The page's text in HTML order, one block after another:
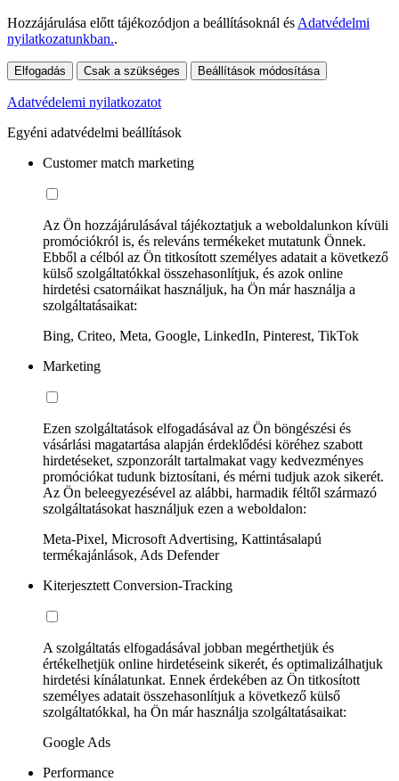
Hozzájárulása előtt tájékozódjon a beállításoknál és Adatvédelmi
nyilatkozatunkban..
Elfogadás Csak a szükséges Beállítások módosítása
Adatvédelemi nyilatkozatot
Egyéni adatvédelmi beállítások
Customer match marketing
Az Ön hozzájárulásával tájékoztatjuk a weboldalunkon kívüli
promóciókról is, és releváns termékeket mutatunk Önnek.
Ebből a célból az Ön titkosított személyes adatait a következő
külső szolgáltatókkal összehasonlítjuk, és azok online
hirdetési csatornáikat használjuk, ha Ön már használja a
szolgáltatásaikat:
Bing, Criteo, Meta, Google, LinkedIn, Pinterest, TikTok
Marketing
Ezen szolgáltatások elfogadásával az Ön böngészési és
vásárlási magatartása alapján érdeklődési köréhez szabott
hirdetéseket, szponzorált tartalmakat vagy kedvezményes
promóciókat tudunk biztosítani, és mérni tudjuk azok sikerét.
Az Ön beleegyezésével az alábbi, harmadik féltől származó
szolgáltatásokat használjuk ezen a weboldalon:
Meta-Pixel, Microsoft Advertising, Kattintásalapú
termékajánlások, Ads Defender
Kiterjesztett Conversion-Tracking
A szolgáltatás elfogadásával jobban megérthetjük és
értékelhetjük online hirdetéseink sikerét, és optimalizálhatjuk
hirdetési kínálatunkat. Ennek érdekében az Ön titkosított
személyes adatait összehasonlítjuk a következő külső
szolgáltatókkal, ha Ön már használja szolgáltatásaikat:
Google Ads
Performance